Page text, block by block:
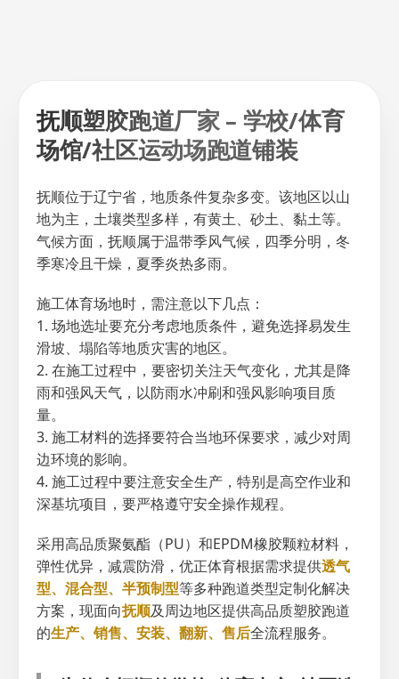
抚顺塑胶跑道厂家 – 学校/体育
场馆/社区运动场跑道铺装
抚顺位于辽宁省，地质条件复杂多变。该地区以山
地为主，土壤类型多样，有黄土、砂土、黏土等。
气候方面，抚顺属于温带季风气候，四季分明，冬
季寒冷且干燥，夏季炎热多雨。
施工体育场地时，需注意以下几点：
1. 场地选址要充分考虑地质条件，避免选择易发生
滑坡、塌陷等地质灾害的地区。
2. 在施工过程中，要密切关注天气变化，尤其是降
雨和强风天气，以防雨水冲刷和强风影响项目质
量。
3. 施工材料的选择要符合当地环保要求，减少对周
边环境的影响。
4. 施工过程中要注意安全生产，特别是高空作业和
深基坑项目，要严格遵守安全操作规程。
采用高品质聚氨酯（PU）和EPDM橡胶颗粒材料，
弹性优异，减震防滑，优正体育根据需求提供透气
型、混合型、半预制型等多种跑道类型定制化解决
方案，现面向抚顺及周边地区提供高品质塑胶跑道
的生产、销售、安装、翻新、售后全流程服务。